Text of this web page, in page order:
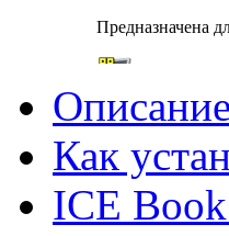
Предназначена
Измерение
Тестирование
Описание
Как
ICE